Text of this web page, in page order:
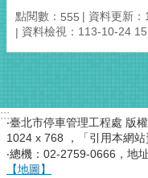
點閱數： 555
資料更新
資料檢視：113-10-24
:::
‧臺北市停車管理工程處 版
1024 x 768 ，「引用本網站
‧總機：02-2759-0666，地
【地圖】